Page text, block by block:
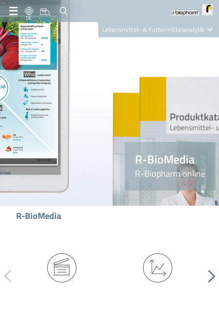
DE
Lebensmittel- & Futtermittelanalytik
Nutrition Care
R-BioMedia
R-Biopharm online
R-BioMedia